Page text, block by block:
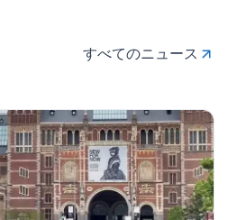
すべてのニュース